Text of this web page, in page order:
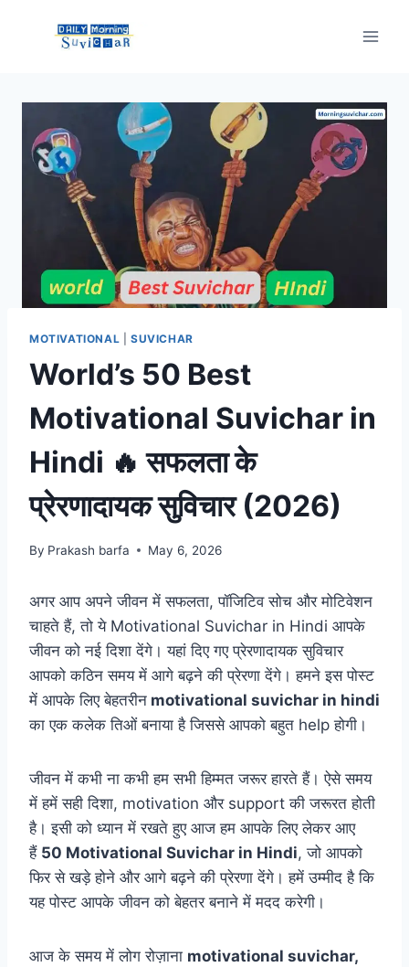
MOTIVATIONAL SUVICHAR
World’s 50 Best
Motivational Suvichar in
Hindi 🔥 सफलता के
प्रेरणादायक सुविचार (2026)
By Prakash barfa May 6, 2026
अगर आप अपने जीवन में सफलता, पॉजिटिव सोच और मोटिवेशन
चाहते हैं, तो ये Motivational Suvichar in Hindi आपके
जीवन को नई दिशा देंगे। यहां दिए गए प्रेरणादायक सुविचार
आपको कठिन समय में आगे बढ़ने की प्रेरणा देंगे। हमने इस पोस्ट
में आपके लिए बेहतरीन motivational suvichar in hindi
का एक कलेक तिओं बनाया है जिससे आपको बहुत help होगी।
जीवन में कभी ना कभी हम सभी हिम्मत जरूर हारते हैं। ऐसे समय
में हमें सही दिशा, motivation और support की जरूरत होती
है। इसी को ध्यान में रखते हुए आज हम आपके लिए लेकर आए
हैं 50 Motivational Suvichar in Hindi, जो आपको
फिर से खड़े होने और आगे बढ़ने की प्रेरणा देंगे। हमें उम्मीद है कि
यह पोस्ट आपके जीवन को बेहतर बनाने में मदद करेगी।
आज के समय में लोग रोज़ाना motivational suvichar,